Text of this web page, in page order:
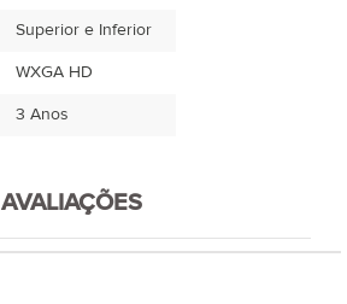
Superior e Inferior
WXGA HD
3 Anos
AVALIAÇÕES